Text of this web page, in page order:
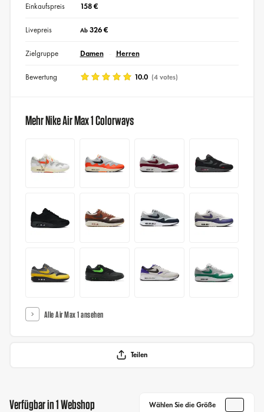
Einkaufspreis 158 €
Livepreis Ab326 €
Zielgruppe Damen Herren
Bewertung 10.0 (4 votes)
Mehr Nike Air Max 1 Colorways
Alle Air Max 1 ansehen
Teilen
Verfügbar in 1 Webshop Wählen Sie die Größe